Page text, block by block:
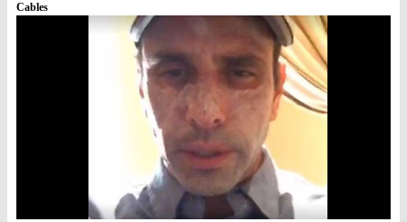
Cables